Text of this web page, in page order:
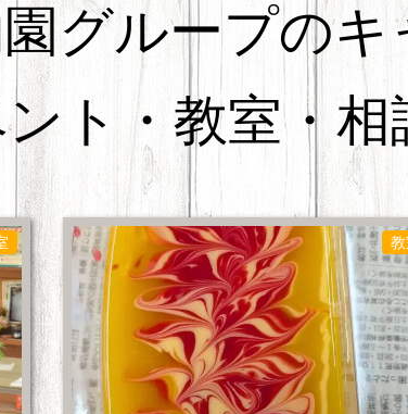
グループのキ
ト・教室・相